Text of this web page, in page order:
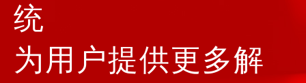
统
为用户提供更多解